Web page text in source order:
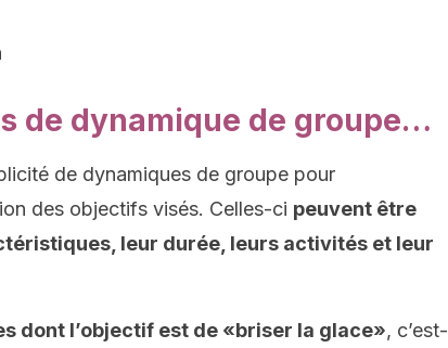
de dynamique de groupe…
de dynamiques de groupe pour
des objectifs visés. Celles-ci peuvent être
leur durée, leurs activités et leur
dont l’objectif est de «briser la glace», c’est-